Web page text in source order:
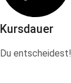
Kursdauer
Du entscheidest!